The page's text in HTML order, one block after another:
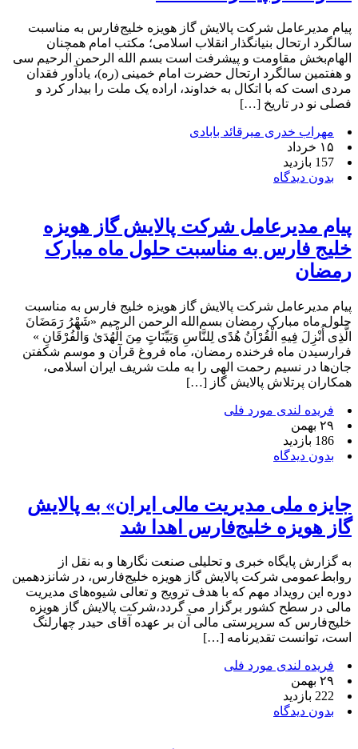
پیام مدیرعامل شرکت پالایش گاز هویزه خلیج‌فارس به مناسبت
سالگرد ارتحال بنیانگذار انقلاب اسلامی؛ مکتب امام همچنان
الهام‌بخش مقاومت و پیشرفت است بسم الله الرحمن الرحیم سی
و هفتمین سالگرد ارتحال حضرت امام خمینی (ره)، یادآور فقدان
مردی است که با اتکال به خداوند، اراده یک ملت را بیدار کرد و
فصلی نو در تاریخ […]
مهراب خدری میرقائد بابادی
۱۵ خرداد
157 بازدید
بدون دیدگاه
پیام مدیرعامل شرکت پالایش گاز هویزه
خلیج فارس به مناسبت حلول ماه مبارک
رمضان
پیام مدیرعامل شرکت پالایش گاز هویزه خلیج فارس به مناسبت
حلول ماه مبارک رمضان بسم‌الله الرحمن الرحیم «شَهْرُ رَمَضَانَ
الَّذِی أُنْزِلَ فِیهِ الْقُرْآنُ هُدًى لِلنَّاسِ وَبَیِّنَاتٍ مِنَ الْهُدَىٰ وَالْفُرْقَانِ »
فرارسیدن ماه فرخنده رمضان، ماه فروغ قرآن و موسم شکفتن
جان‌ها در نسیم رحمت الهی را به ملت شریف ایران اسلامی،
همکاران پرتلاش پالایش گاز […]
فریده لندی مورد فلی
۲۹ بهمن
186 بازدید
بدون دیدگاه
جایزه ملی مدیریت مالی ایران» به پالایش
گاز هویزه خلیج‌فارس اهدا شد
به گزارش پایگاه خبری و تحلیلی صنعت نگارها و به نقل از
روابط‌عمومی شرکت پالایش گاز هویزه خلیج‌فارس، در شانزدهمین
دوره این رویداد مهم که با هدف ترویج و تعالی شیوه‌های مدیریت
مالی در سطح کشور برگزار می گردد،شرکت پالایش گاز هویزه
خلیج‌فارس که سرپرستی مالی آن بر عهده آقای حیدر چهارلنگ
است، توانست تقدیرنامه […]
فریده لندی مورد فلی
۲۹ بهمن
222 بازدید
بدون دیدگاه